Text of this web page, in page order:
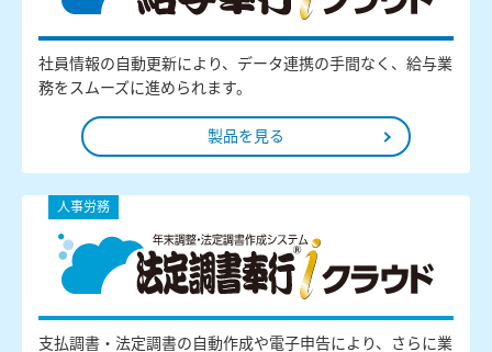
社員情報の自動更新により、データ連携の手間なく、給与業
務をスムーズに進められます。
製品を見る
人事労務
支払調書・法定調書の自動作成や電子申告により、さらに業